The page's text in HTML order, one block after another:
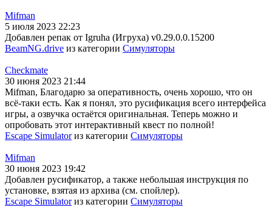
Mifman
5 июля 2023 22:23
Добавлен репак от Igruha (Игруха) v0.29.0.0.15200
BeamNG.drive из категории Симуляторы
Checkmate
30 июня 2023 21:44
Mifman, Благодарю за оперативность, очень хорошо, что он
всё-таки есть. Как я понял, это русификация всего интерфейса
игры, а озвучка остаётся оригинальная. Теперь можно и
опробовать этот интерактивный квест по полной!
Escape Simulatorиз категории Симуляторы
Mifman
30 июня 2023 19:42
Добавлен русификатор, а также небольшая инструкция по
установке, взятая из архива (см. спойлер).
Escape Simulatorиз категории Симуляторы